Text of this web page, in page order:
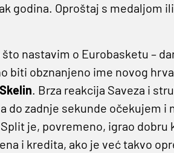
godina. Oproštaj s medaljom
nastavim o Eurobasketu –
biti obznanjeno ime novog
Skelin. Brza reakcija Saveza i
do zadnje sekunde očekujem i
je, povremeno, igrao
i kredita, ako je već takvo